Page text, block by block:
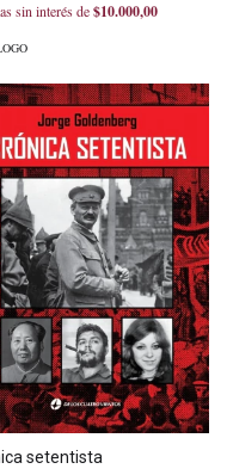
sin interés de$10.000,00
setentista